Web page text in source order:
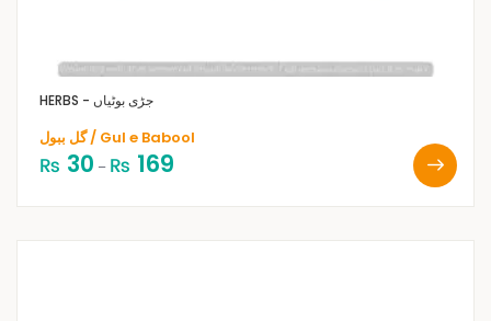
HERBS - جڑی بوٹیاں
گل ببول / Gul e Babool
₨ 30 – ₨ 169